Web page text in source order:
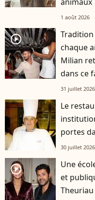
1 août 2026
player2
Tradition
chaque
Milian
dans ce
31 juillet 2026
Le
portes
30 juillet 2026
player2
Une
et